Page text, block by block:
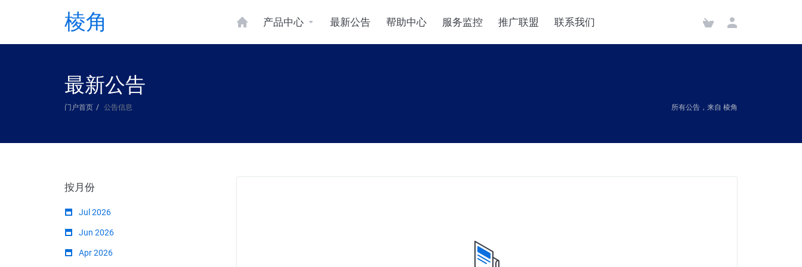
棱角 产品中心 最新公告 帮助中心 服务监控 推广联盟 联系我们
最新公告
门户首页 公告信息 所有公告，来自 棱角
按月份
Jul 2026
Jun 2026
Apr 2026